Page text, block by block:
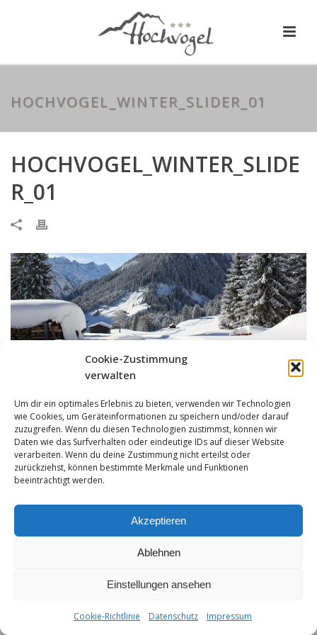
Cookie-Zustimmung
verwalten
Um dir ein optimales Erlebnis zu bieten, verwenden wir Technologien
wie Cookies, um Geräteinformationen zu speichern und/oder darauf
zuzugreifen. Wenn du diesen Technologien zustimmst, können wir
Daten wie das Surfverhalten oder eindeutige IDs auf dieser Website
verarbeiten. Wenn du deine Zustimmung nicht erteilst oder
zurückziehst, können bestimmte Merkmale und Funktionen
beeinträchtigt werden.
Akzeptieren
Ablehnen
Einstellungen ansehen
Cookie-Richtlinie Datenschutz Impressum
HOCHVOGEL_WINTER_SLIDER_01
HOCHVOGEL_WINTER_SLIDE
R_01
|Hotelreglement